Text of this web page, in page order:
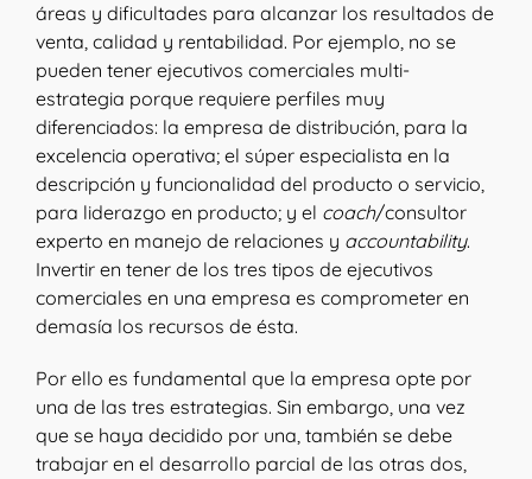
áreas y dificultades para alcanzar los resultados de
venta, calidad y rentabilidad. Por ejemplo, no se
pueden tener ejecutivos comerciales multi-
estrategia porque requiere perfiles muy
diferenciados: la empresa de distribución, para la
excelencia operativa; el súper especialista en la
descripción y funcionalidad del producto o servicio,
para liderazgo en producto; y el coach/consultor
experto en manejo de relaciones y accountability.
Invertir en tener de los tres tipos de ejecutivos
comerciales en una empresa es comprometer en
demasía los recursos de ésta.
Por ello es fundamental que la empresa opte por
una de las tres estrategias. Sin embargo, una vez
que se haya decidido por una, también se debe
trabajar en el desarrollo parcial de las otras dos,